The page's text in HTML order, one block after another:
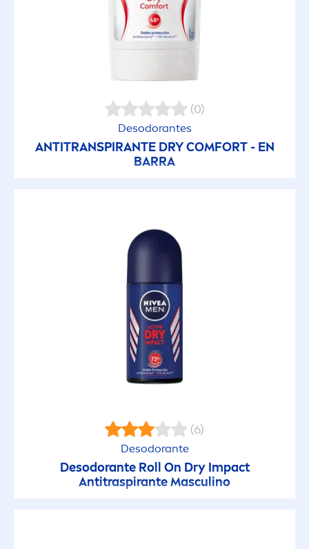
(0)
Desodorantes
ANTITRANSPIRANTE DRY COMFORT - EN
BARRA
(6)
Desodorante
Desodorante Roll On Dry Impact
Antitraspirante Masculino